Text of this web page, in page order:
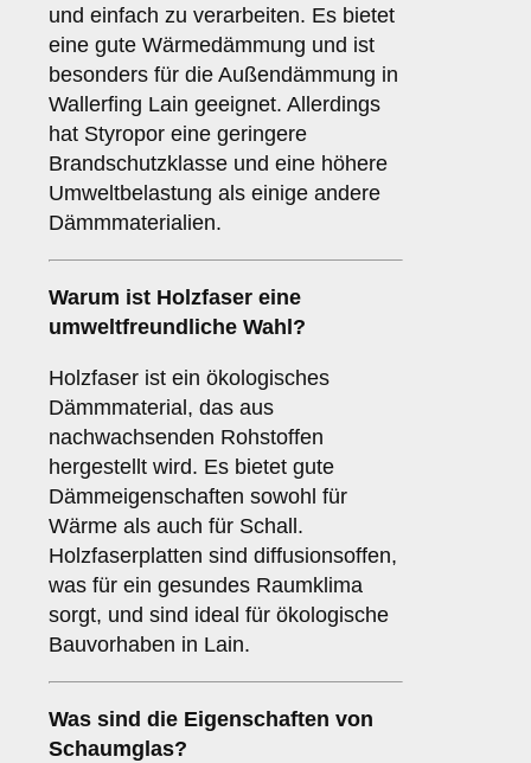
und einfach zu verarbeiten. Es bietet
eine gute Wärmedämmung und ist
besonders für die Außendämmung in
Wallerfing Lain geeignet. Allerdings
hat Styropor eine geringere
Brandschutzklasse und eine höhere
Umweltbelastung als einige andere
Dämmmaterialien.
Warum ist Holzfaser eine
umweltfreundliche Wahl?
Holzfaser ist ein ökologisches
Dämmmaterial, das aus
nachwachsenden Rohstoffen
hergestellt wird. Es bietet gute
Dämmeigenschaften sowohl für
Wärme als auch für Schall.
Holzfaserplatten sind diffusionsoffen,
was für ein gesundes Raumklima
sorgt, und sind ideal für ökologische
Bauvorhaben in Lain.
Was sind die Eigenschaften von
Schaumglas?